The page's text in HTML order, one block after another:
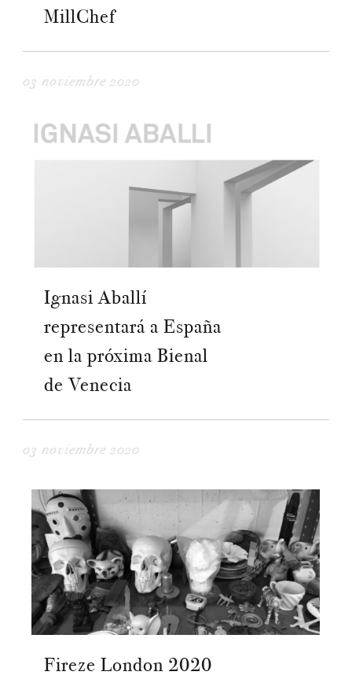
MillChef
03 noviembre 2020
Ignasi Aballí
representará a España
en la próxima Bienal
de Venecia
03 noviembre 2020
Fireze London 2020